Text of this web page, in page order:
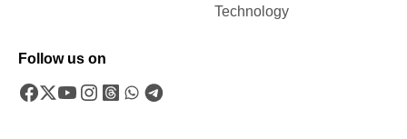
Technology
Follow us on